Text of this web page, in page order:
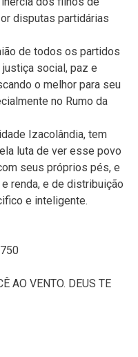
disputas partidárias
de todos os partidos
social, paz e
o melhor para seu
no Rumo da
Izacolândia, tem
luta de ver esse povo
seus próprios pés, e
renda, e de distribuição
e inteligente.
AO VENTO. DEUS TE